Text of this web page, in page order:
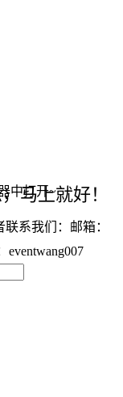
马上就好！
系我们：邮箱：
eventwang007
中打开~